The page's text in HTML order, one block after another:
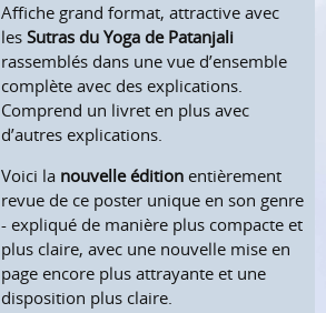
Affiche grand format, attractive avec
lesSutras du Yoga de Patanjali
rassemblés dans une vue d’ensemble
complète avec des explications.
Comprend un livret en plus avec
d’autres explications.
Voici la nouvelle édition entièrement
revue de ce poster unique en son genre
- expliqué de manière plus compacte et
plus claire, avec une nouvelle mise en
page encore plus attrayante et une
disposition plus claire.